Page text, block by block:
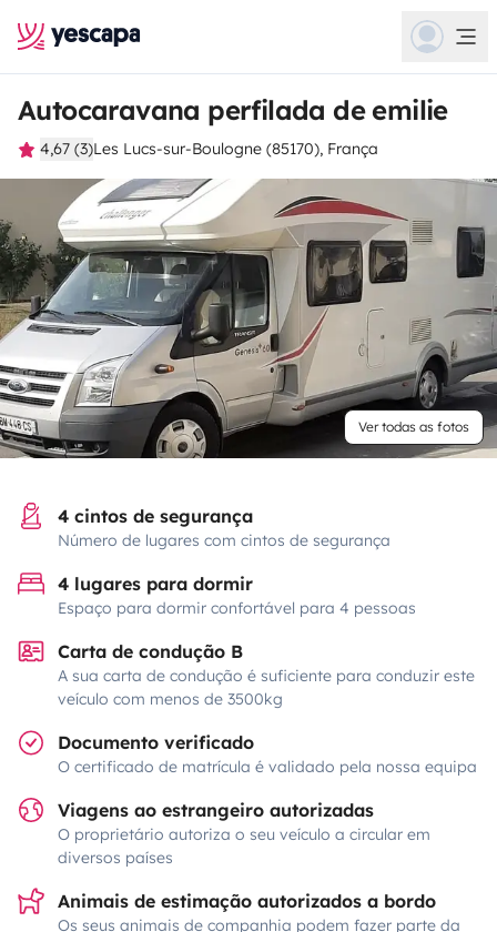
Autocaravana perfilada de emilie
4,67 (3)Les Lucs-sur-Boulogne (85170), França
Ver todas as fotos
4 cintos de segurança
Número de lugares com cintos de segurança
4 lugares para dormir
Espaço para dormir confortável para 4 pessoas
Carta de condução B
A sua carta de condução é suficiente para conduzir este
veículo com menos de 3500kg
Documento verificado
O certificado de matrícula é validado pela nossa equipa
Viagens ao estrangeiro autorizadas
O proprietário autoriza o seu veículo a circular em
diversos países
Animais de estimação autorizados a bordo
Os seus animais de companhia podem fazer parte da